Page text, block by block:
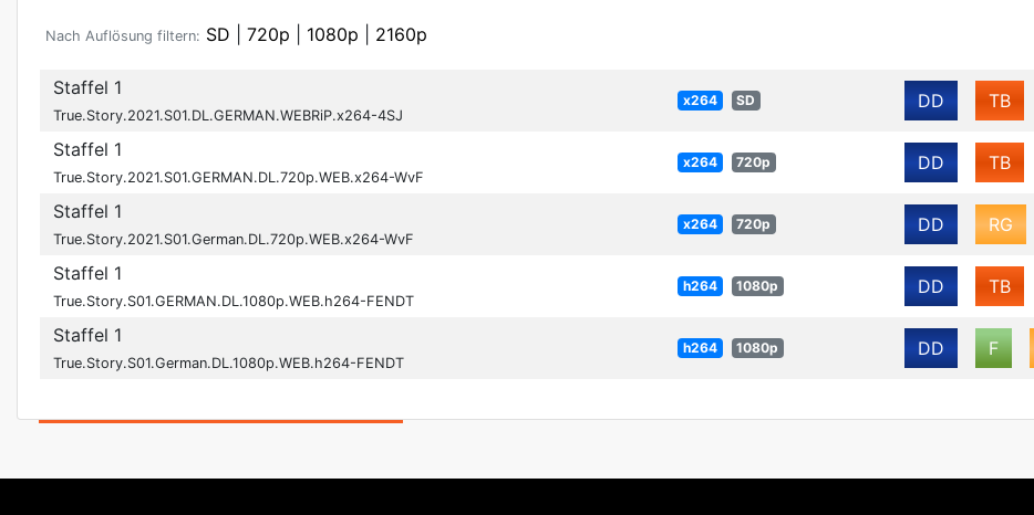
Nach Auflösung filtern: SD 720p 1080p 2160p
Staffel 1
True.Story.2021.S01.DL.GERMAN.WEBRiP.x264-4SJ
x264 SD DD TB
Staffel 1
True.Story.2021.S01.GERMAN.DL.720p.WEB.x264-WvF
x264 720p DD TB
Staffel 1
True.Story.2021.S01.German.DL.720p.WEB.x264-WvF
x264 720p DD RG
Staffel 1
True.Story.S01.GERMAN.DL.1080p.WEB.h264-FENDT
h264 1080p DD TB
Staffel 1
True.Story.S01.German.DL.1080p.WEB.h264-FENDT
h264 1080p DD F